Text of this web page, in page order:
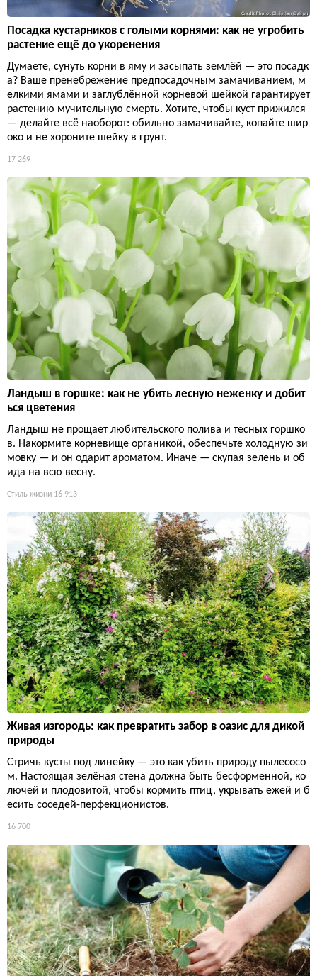
Посадка кустарников с голыми корнями: как не угробить
растение ещё до укоренения
Думаете, сунуть корни в яму и засыпать землёй — это посадк
а? Ваше пренебрежение предпосадочным замачиванием, м
елкими ямами и заглублённой корневой шейкой гарантирует
растению мучительную смерть. Хотите, чтобы куст прижился
— делайте всё наоборот: обильно замачивайте, копайте шир
око и не хороните шейку в грунт.
17 269
Ландыш в горшке: как не убить лесную неженку и добит
ься цветения
Ландыш не прощает любительского полива и тесных горшко
в. Накормите корневище органикой, обеспечьте холодную зи
мовку — и он одарит ароматом. Иначе — скупая зелень и об
ида на всю весну.
Стиль жизни 16 913
Живая изгородь: как превратить забор в оазис для дикой
природы
Стричь кусты под линейку — это как убить природу пылесосо
м. Настоящая зелёная стена должна быть бесформенной, ко
лючей и плодовитой, чтобы кормить птиц, укрывать ежей и б
есить соседей-перфекционистов.
16 700